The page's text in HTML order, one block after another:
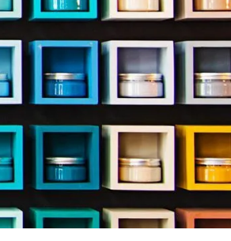
for Edible Coatings Research